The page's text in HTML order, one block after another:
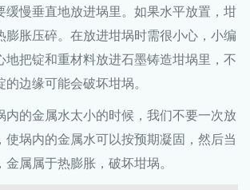
缓慢垂直地放进埚里。如果水平放置，坩
膨胀压碎。在放进坩埚时需很小心，小编
地把锭和重材料放进石墨铸造坩埚里，不
边缘可能会破坏坩埚。
内的金属水太小的时候，我们不要一次放
使埚内的金属水可以按预期凝固，然后当
属属于热膨胀，破坏坩埚。